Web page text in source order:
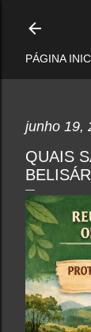
PÁGINA
junho 19,
QUAIS